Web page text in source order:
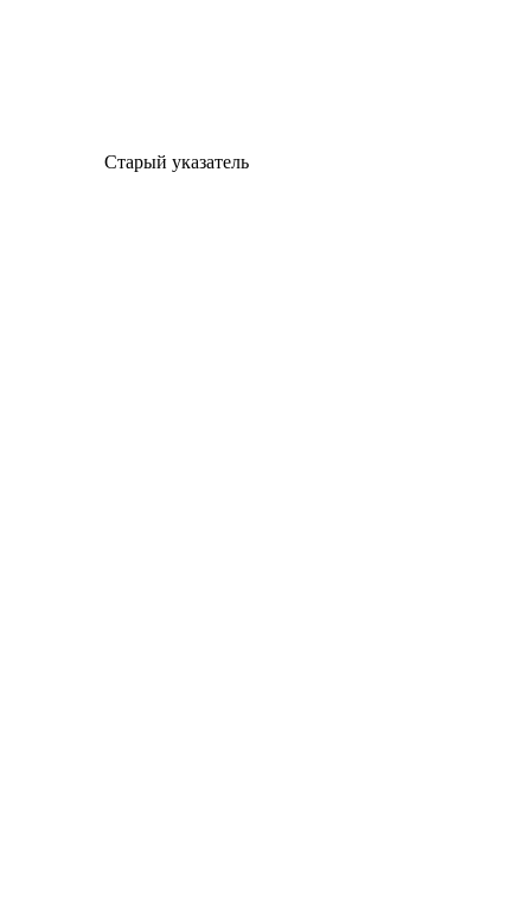
Старый указатель